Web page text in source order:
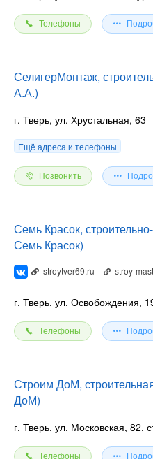
Телефоны
СелигерМонтаж,
А.А.)
г. Тверь, ул. Хрустальная, 63
Ещё адреса и телефоны
Позвонить
Семь Красок,
Семь Красок)
stroytver69.ru stroy-
г. Тверь, ул. Освобождения,
Телефоны
Строим ДоМ,
ДоМ)
г. Тверь, ул. Московская, 82,
Телефоны